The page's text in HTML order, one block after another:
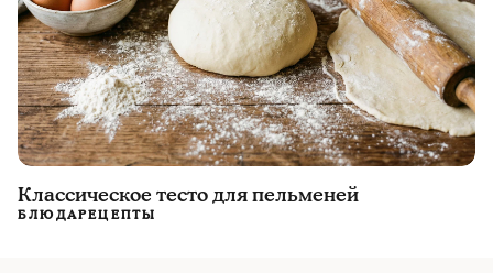
Классическое тесто для пельменей
БЛЮДАРЕЦЕПТЫ